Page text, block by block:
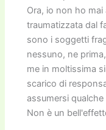
Ora, io non ho
traumatizzata dal
sono i soggetti
nessuno, ne
me in moltissima
scarico di
assumersi
Non è un